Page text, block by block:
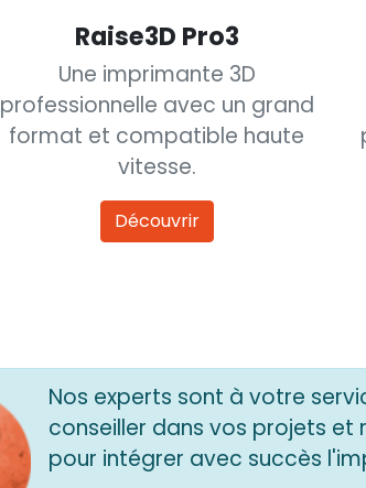
Raise3D Pro3
Une imprimante 3D
professionnelle avec un grand
format et compatible haute
vitesse.
Découvrir
Nos experts sont à votre
conseiller dans vos projets
pour intégrer avec succès